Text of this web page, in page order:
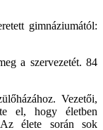
gimnáziumától:
a szervezetét. 84
Vezetői,
el, hogy életben
Az élete során sok